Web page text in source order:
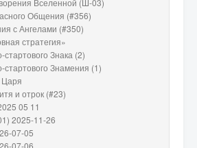
Общения (#356)
с Ангелами (#350)
стратегия»
стартового Знака (2)
стартового Знамения (1)
Царя
и отрок (#23)
05 11
2025-11-26
07-05
07-06